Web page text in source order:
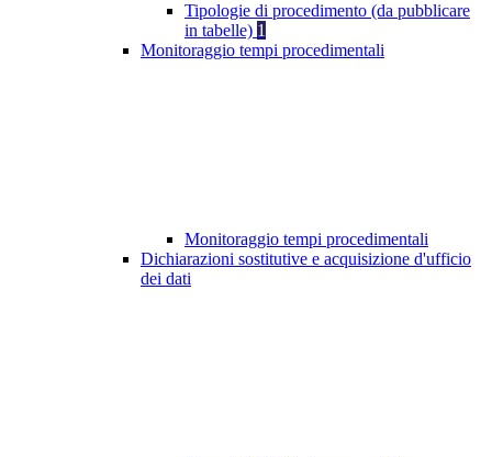
Tipologie di procedimento (da pubblicare
in tabelle) 1
Monitoraggio tempi procedimentali
Monitoraggio tempi procedimentali
Dichiarazioni sostitutive e acquisizione d'ufficio
dei dati